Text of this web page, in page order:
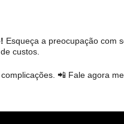
Esqueça a preocupação com
custos.
📲 Fale agora